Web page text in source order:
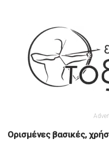
Ορισμένες βασικές,